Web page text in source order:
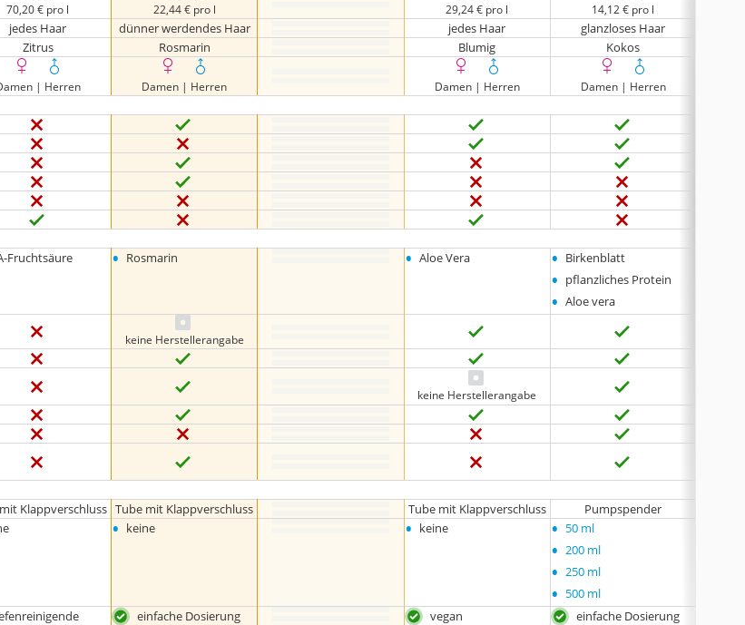
70,20 € pro l 22,44 € pro l 29,24 € pro l 14,12 € pro l
jedes Haar dünner werdendes Haar jedes Haar glanzloses Haar
Zitrus Rosmarin Blumig
Kokos
| Herren Damen | Herren Damen | Herren Damen | Herren
Fruchtsäure • Rosmarin • Aloe Vera • Birkenblatt
• pflanzliches Protein
• Aloe vera
keine Herstellerangabe
keine Herstellerangabe
Klappverschluss Tube mit Klappverschluss Tube mit Klappverschluss Pumpspender
• keine • keine • 50 ml
• 200 ml
• 250 ml
• 500 ml
einfache Dosierung
vegan
einfache Dosierung